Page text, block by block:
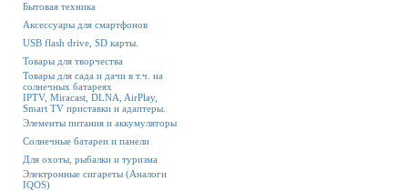
Бытовая техника
Аксессуары для смартфонов
USB flash drive, SD карты.
Товары для творчества
Товары для сада и дачи в т.ч. на
солнечных батареях
IPTV, Miracast, DLNA, AirPlay,
Smart TV приставки и адаптеры.
Элементы питания и аккумуляторы
Солнечные батареи и панели
Для охоты, рыбалки и туризма
Электронные сигареты (Аналоги
IQOS)